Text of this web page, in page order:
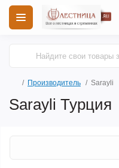
Производитель Sarayli
Sarayli Турция